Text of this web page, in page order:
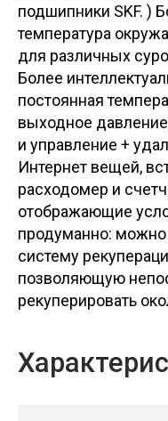
подшипники SKF. )
температура
для различных
Более
постоянная
выходное
и управление +
Интернет вещей,
расходомер и
отображающие
продуманно:
систему
позволяющую
рекуперировать